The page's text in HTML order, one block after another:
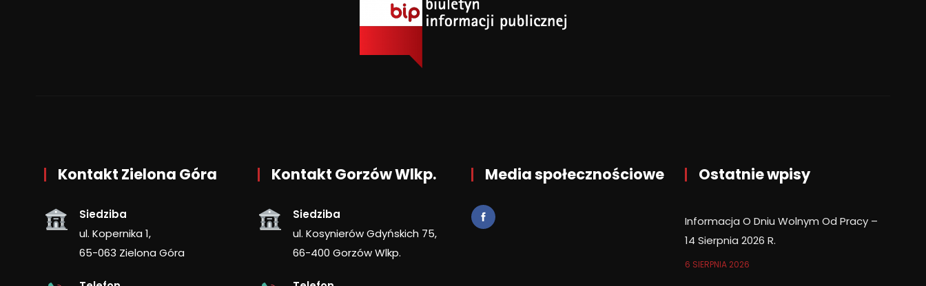
Kontakt Zielona Góra
Siedziba
ul. Kopernika 1,
65-063 Zielona Góra
Kontakt Gorzów Wlkp.
Siedziba
ul. Kosynierów Gdyńskich 75,
66-400 Gorzów Wlkp.
Media społecznościowe Ostatnie wpisy
Informacja O Dniu Wolnym Od Pracy –
14 Sierpnia 2026 R.
6 SIERPNIA 2026